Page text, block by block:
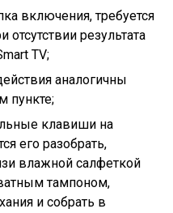
включения, требуется
отсутствии результата
TV;
аналогичны
пункте;
клавиши на
его разобрать,
влажной салфеткой
тампоном,
и собрать в